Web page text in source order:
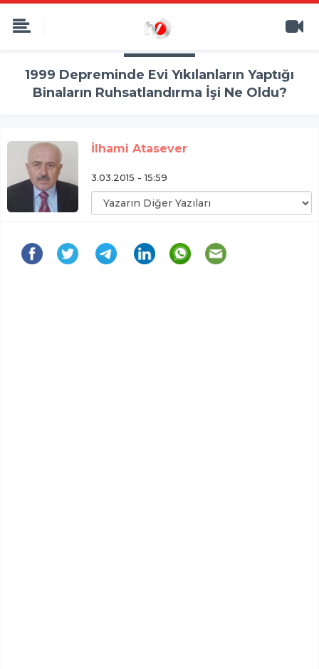
1999 Depreminde Evi Yıkılanların Yaptığı
Binaların Ruhsatlandırma İşi Ne Oldu?
İlhami Atasever
3.03.2015 - 15:59